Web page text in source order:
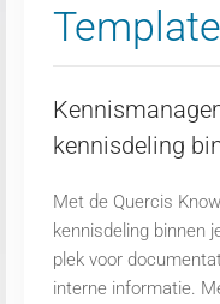
Template
kennisdeling
Met de Quercis
kennisdeling binnen
plek voor
interne informatie.